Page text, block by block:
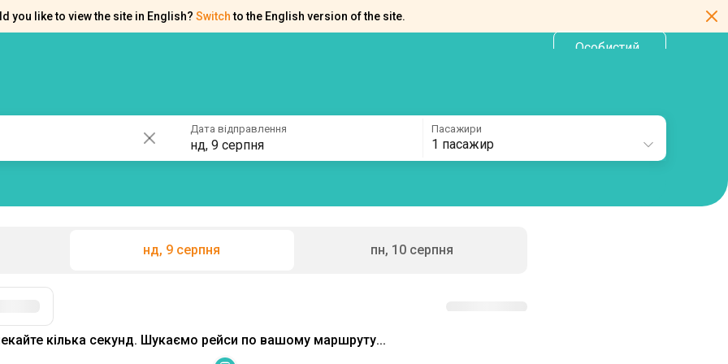
you like to view the site in English? Switch to the English version of the site.
Особистий
нд, 9 серпня пн, 10 серпня
кілька секунд. Шукаємо рейси по вашому маршруту...